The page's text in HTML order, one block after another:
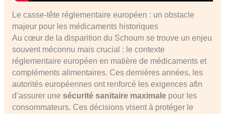
Le casse-tête réglementaire européen : un obstacle
majeur pour les médicaments historiques
Au cœur de la disparition du Schoum se trouve un enjeu
souvent méconnu mais crucial : le contexte
réglementaire européen en matière de médicaments et
compléments alimentaires. Ces dernières années, les
autorités européennes ont renforcé les exigences afin
d’assurer une sécurité sanitaire maximalepour les
consommateurs. Ces décisions visent à protéger le